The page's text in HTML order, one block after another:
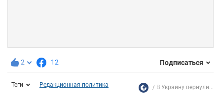
2 12 Подписаться
Теги Редакционная политика В Украину вернули...